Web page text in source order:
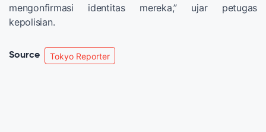
mengonfirmasi identitas mereka,” ujar petugas
kepolisian.
Source Tokyo Reporter